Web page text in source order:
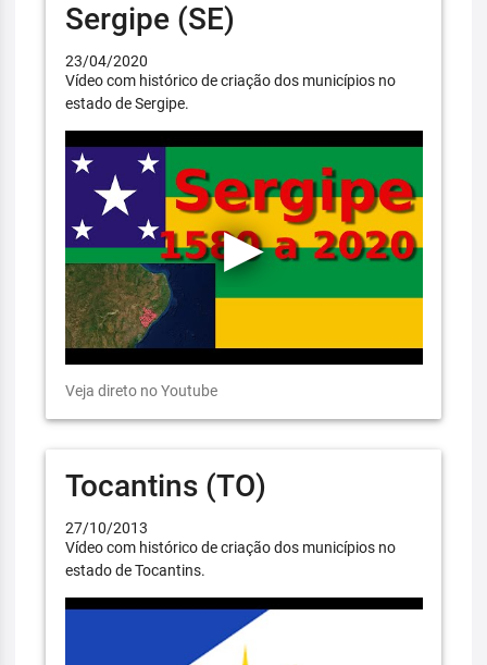
Sergipe (SE)
23/04/2020
Vídeo com histórico de criação dos municípios no
estado de Sergipe.
Veja direto no Youtube
Tocantins (TO)
27/10/2013
Vídeo com histórico de criação dos municípios no
estado de Tocantins.